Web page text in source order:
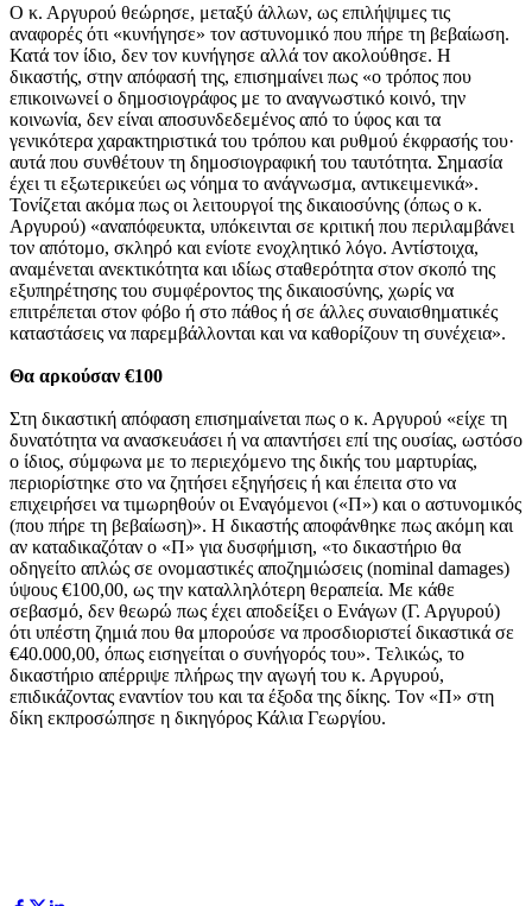
Ο κ. Αργυρού θεώρησε, μεταξύ άλλων, ως επιλήψιμες τις
αναφορές ότι «κυνήγησε» τον αστυνομικό που πήρε τη βεβαίωση.
Κατά τον ίδιο, δεν τον κυνήγησε αλλά τον ακολούθησε. Η
δικαστής, στην απόφασή της, επισημαίνει πως «ο τρόπος που
επικοινωνεί ο δημοσιογράφος με το αναγνωστικό κοινό, την
κοινωνία, δεν είναι αποσυνδεδεμένος από το ύφος και τα
γενικότερα χαρακτηριστικά του τρόπου και ρυθμού έκφρασής του·
αυτά που συνθέτουν τη δημοσιογραφική του ταυτότητα. Σημασία
έχει τι εξωτερικεύει ως νόημα το ανάγνωσμα, αντικειμενικά».
Τονίζεται ακόμα πως οι λειτουργοί της δικαιοσύνης (όπως ο κ.
Αργυρού) «αναπόφευκτα, υπόκεινται σε κριτική που περιλαμβάνει
τον απότομο, σκληρό και ενίοτε ενοχλητικό λόγο. Αντίστοιχα,
αναμένεται ανεκτικότητα και ιδίως σταθερότητα στον σκοπό της
εξυπηρέτησης του συμφέροντος της δικαιοσύνης, χωρίς να
επιτρέπεται στον φόβο ή στο πάθος ή σε άλλες συναισθηματικές
καταστάσεις να παρεμβάλλονται και να καθορίζουν τη συνέχεια».
Θα αρκούσαν €100
Στη δικαστική απόφαση επισημαίνεται πως ο κ. Αργυρού «είχε τη
δυνατότητα να ανασκευάσει ή να απαντήσει επί της ουσίας, ωστόσο
ο ίδιος, σύμφωνα με το περιεχόμενο της δικής του μαρτυρίας,
περιορίστηκε στο να ζητήσει εξηγήσεις ή και έπειτα στο να
επιχειρήσει να τιμωρηθούν οι Εναγόμενοι («Π») και ο αστυνομικός
(που πήρε τη βεβαίωση)». Η δικαστής αποφάνθηκε πως ακόμη και
αν καταδικαζόταν ο «Π» για δυσφήμιση, «το δικαστήριο θα
οδηγείτο απλώς σε ονομαστικές αποζημιώσεις (nominal damages)
ύψους €100,00, ως την καταλληλότερη θεραπεία. Με κάθε
σεβασμό, δεν θεωρώ πως έχει αποδείξει ο Ενάγων (Γ. Αργυρού)
ότι υπέστη ζημιά που θα μπορούσε να προσδιοριστεί δικαστικά σε
€40.000,00, όπως εισηγείται ο συνήγορός του». Τελικώς, το
δικαστήριο απέρριψε πλήρως την αγωγή του κ. Αργυρού,
επιδικάζοντας εναντίον του και τα έξοδα της δίκης. Τον «Π» στη
δίκη εκπροσώπησε η δικηγόρος Κάλια Γεωργίου.